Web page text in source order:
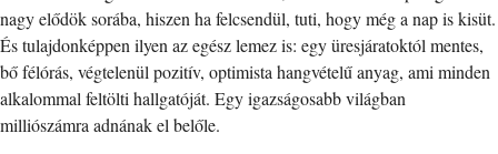
nagy elődök sorába, hiszen ha felcsendül, tuti, hogy még a nap is kisüt.
És tulajdonképpen ilyen az egész lemez is: egy üresjáratoktól mentes,
bő félórás, végtelenül pozitív, optimista hangvételű anyag, ami minden
alkalommal feltölti hallgatóját. Egy igazságosabb világban
milliószámra adnának el belőle.